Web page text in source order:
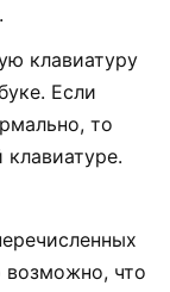
клавиатуру
Если
то
возможно, что